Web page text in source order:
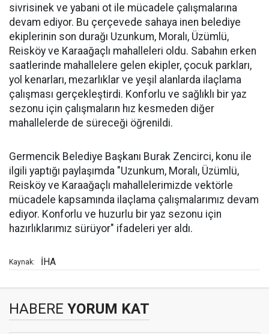
sivrisinek ve yabani ot ile mücadele çalışmalarına
devam ediyor. Bu çerçevede sahaya inen belediye
ekiplerinin son durağı Uzunkum, Moralı, Üzümlü,
Reisköy ve Karaağaçlı mahalleleri oldu. Sabahın erken
saatlerinde mahallelere gelen ekipler, çocuk parkları,
yol kenarları, mezarlıklar ve yeşil alanlarda ilaçlama
çalışması gerçekleştirdi. Konforlu ve sağlıklı bir yaz
sezonu için çalışmaların hız kesmeden diğer
mahallelerde de süreceği öğrenildi.
Germencik Belediye Başkanı Burak Zencirci, konu ile
ilgili yaptığı paylaşımda "Uzunkum, Moralı, Üzümlü,
Reisköy ve Karaağaçlı mahallelerimizde vektörle
mücadele kapsamında ilaçlama çalışmalarımız devam
ediyor. Konforlu ve huzurlu bir yaz sezonu için
hazırlıklarımız sürüyor" ifadeleri yer aldı.
Kaynak: İHA
HABERE YORUM KAT